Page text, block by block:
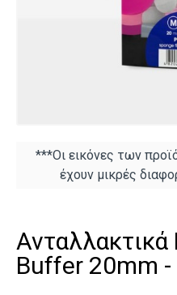
***Οι εικόνες των
έχουν μικρές
Buffer 20mm -